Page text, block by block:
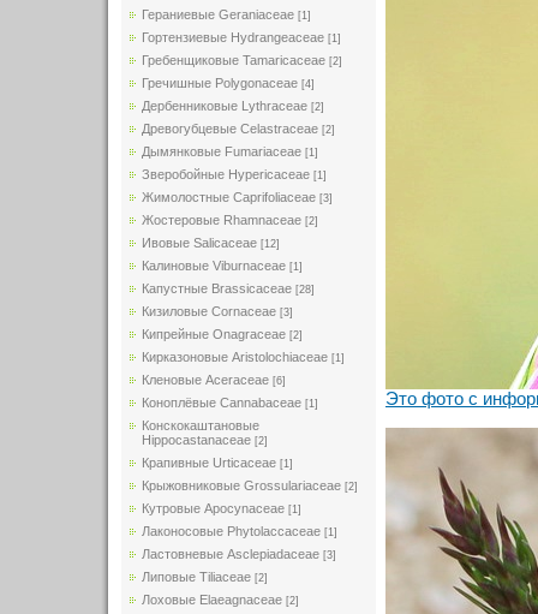
Гераниевые Geraniaceae [1]
Гортензиевые Hydrangeaceae [1]
Гребенщиковые Tamaricaceae [2]
Гречишные Polygonaceae [4]
Дербенниковые Lythraceae [2]
Древогубцевые Celastraceae [2]
Дымянковые Fumariaceae [1]
Зверобойные Hypericaceae [1]
Жимолостные Caprifoliaceae [3]
Жостеровые Rhamnaceae [2]
Ивовые Salicaceae [12]
Калиновые Viburnaceae [1]
Капустные Brassicaceae [28]
Кизиловые Cornaceae [3]
Кипрейные Onagraceae [2]
Кирказоновые Aristolochiaceae [1]
Кленовые Aceraceae [6]
Коноплёвые Cannabaceae [1]
Конскокаштановые
Hippocastanaceae [2]
Крапивные Urticaceae [1]
Крыжовниковые Grossulariaceae [2]
Кутровые Apocynaceae [1]
Лаконосовые Phytolaccaceae [1]
Ластовневые Asclepiadaceae [3]
Липовые Tiliaceae [2]
Лоховые Elaeagnaceae [2]
Это фото с